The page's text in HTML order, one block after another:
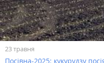
23 травня
Посівна-2025: кукурудзу